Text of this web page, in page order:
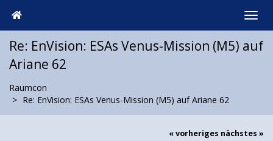
Re: EnVision: ESAs Venus-Mission (M5) auf
Ariane 62
Raumcon
Re: EnVision: ESAs Venus-Mission (M5) auf Ariane 62
« vorheriges nächstes »